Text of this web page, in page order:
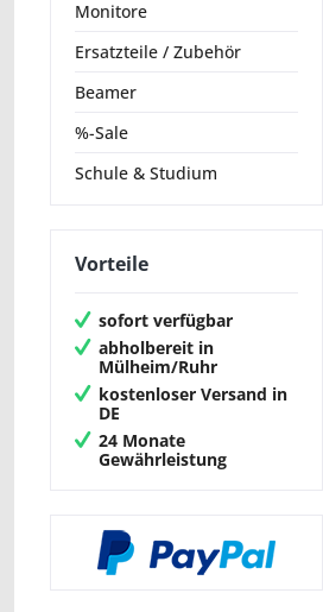
Monitore
Ersatzteile / Zubehör
Beamer
%-Sale
Schule & Studium
Vorteile
sofort verfügbar
abholbereit in
Mülheim/Ruhr
kostenloser Versand in
DE
24 Monate
Gewährleistung